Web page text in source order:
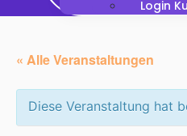
Login
« Alle Veranstaltungen
Diese Veranstaltung hat